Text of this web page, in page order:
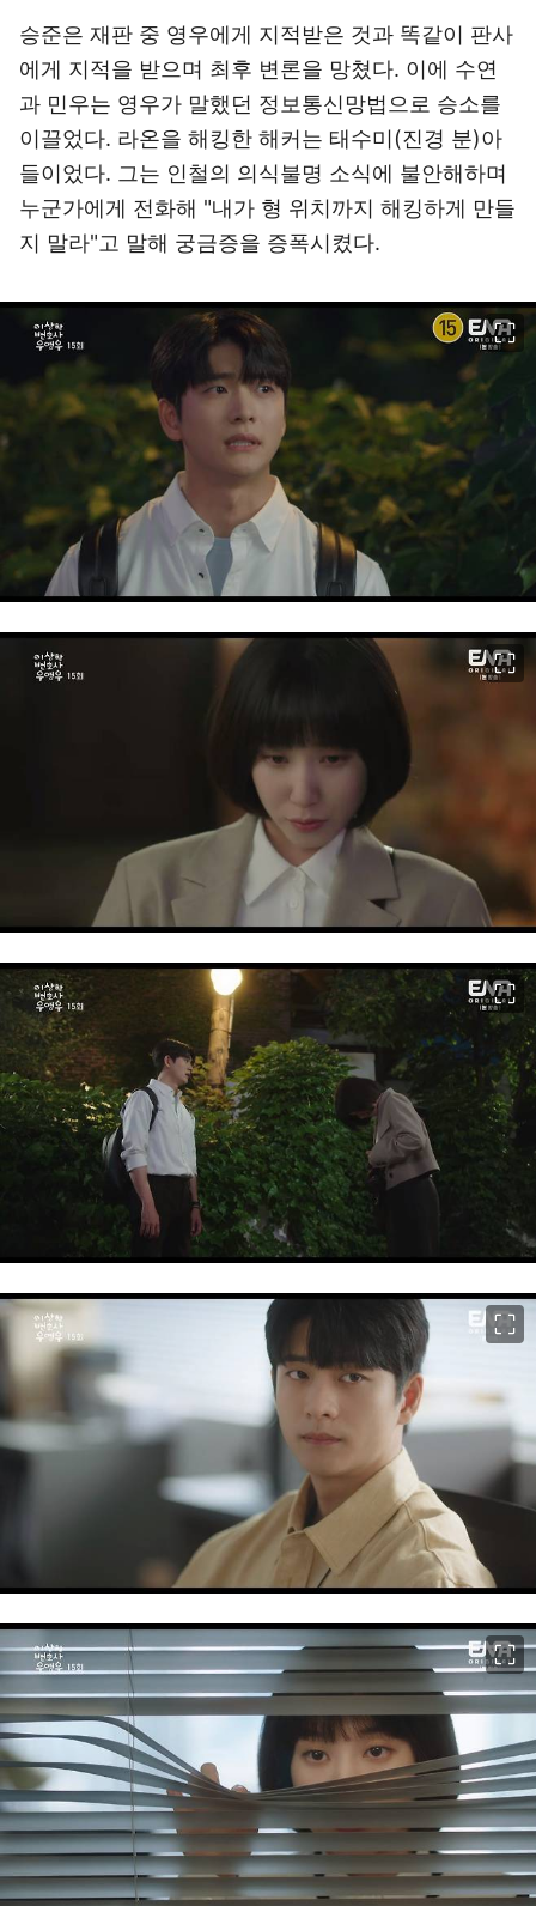
승준은 재판 중 영우에게 지적받은 것과 똑같이 판사
에게 지적을 받으며 최후 변론을 망쳤다. 이에 수연
과 민우는 영우가 말했던 정보통신망법으로 승소를
이끌었다. 라온을 해킹한 해커는 태수미(진경 분)아
들이었다. 그는 인철의 의식불명 소식에 불안해하며
누군가에게 전화해 "내가 형 위치까지 해킹하게 만들
지 말라"고 말해 궁금증을 증폭시켰다.